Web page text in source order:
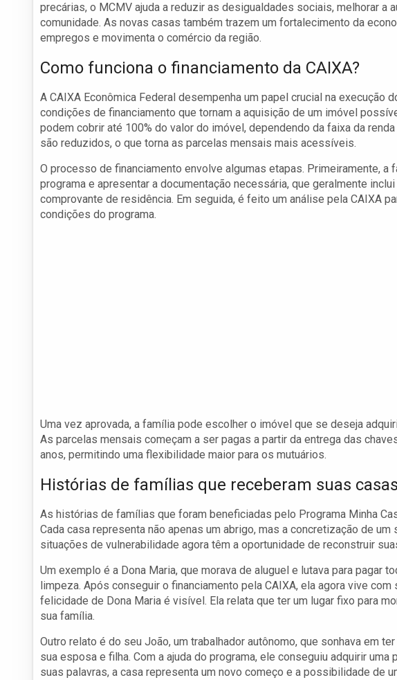
precárias, o MCMV ajuda a reduzir as desigualdades sociais, melhorar
comunidade. As novas casas também trazem um fortalecimento da
empregos e movimenta o comércio da região.
Como funciona o financiamento da CAIXA?
A CAIXA Econômica Federal desempenha um papel crucial na execução
condições de financiamento que tornam a aquisição de um imóvel
podem cobrir até 100% do valor do imóvel, dependendo da faixa da
são reduzidos, o que torna as parcelas mensais mais acessíveis.
O processo de financiamento envolve algumas etapas. Primeiramente,
programa e apresentar a documentação necessária, que geralmente
comprovante de residência. Em seguida, é feito um análise pela CAIXA
condições do programa.
Uma vez aprovada, a família pode escolher o imóvel que se deseja
As parcelas mensais começam a ser pagas a partir da entrega das
anos, permitindo uma flexibilidade maior para os mutuários.
Histórias de famílias que receberam suas casas
As histórias de famílias que foram beneficiadas pelo Programa Minha
Cada casa representa não apenas um abrigo, mas a concretização de
situações de vulnerabilidade agora têm a oportunidade de reconstruir
Um exemplo é a Dona Maria, que morava de aluguel e lutava para pagar
limpeza. Após conseguir o financiamento pela CAIXA, ela agora vive
felicidade de Dona Maria é visível. Ela relata que ter um lugar fixo para
sua família.
Outro relato é do seu João, um trabalhador autônomo, que sonhava em
sua esposa e filha. Com a ajuda do programa, ele conseguiu adquirir uma
suas palavras, a casa representa um novo começo e a possibilidade de